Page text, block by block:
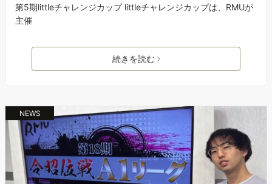
第5期littleチャレンジカップ littleチャレンジカップは、RMUが
主催
続きを読む
NEWS